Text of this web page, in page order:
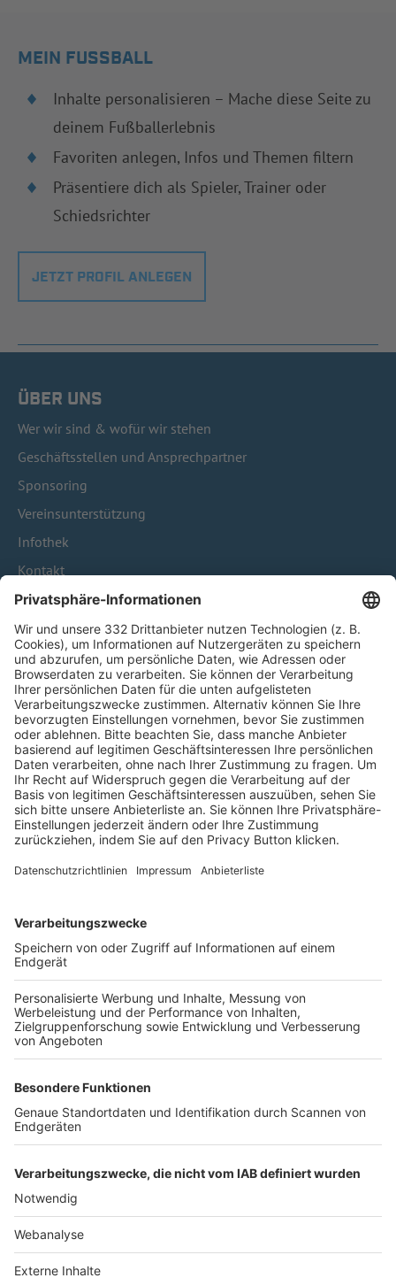
MEIN FUSSBALL
Inhalte personalisieren – Mache diese Seite zu
deinem Fußballerlebnis
Favoriten anlegen, Infos und Themen filtern
Präsentiere dich als Spieler, Trainer oder
Schiedsrichter
JETZT PROFIL ANLEGEN
ÜBER UNS
Wer wir sind & wofür wir stehen
Geschäftsstellen und Ansprechpartner
Sponsoring
Vereinsunterstützung
Infothek
Kontakt
HÄUFIG BESUCHTE SEITEN
Pässe und Vereinswechsel
Trainerausbildung
Schulungsangebot Vereinsmitarbeiter
BFV-Geschäftsstellen
Trainerbörse
Login SpielPlus
FOLGE DEM BFV
TOP-VEREINE
TOP-PARTNER
Nutzungsbedingungen Datenschutz Impressum